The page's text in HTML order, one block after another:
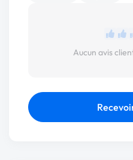
Aucun avis